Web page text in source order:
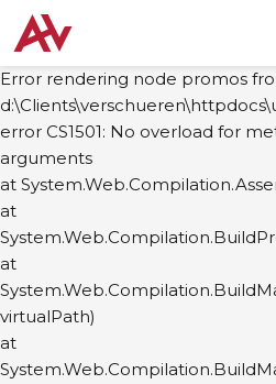
Error rendering node promos
error CS1501: No overload for
arguments
at
at
at
virtualPath)
at